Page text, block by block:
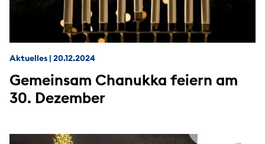
Aktuelles | 20.12.2024
Gemeinsam Chanukka feiern am
30. Dezember